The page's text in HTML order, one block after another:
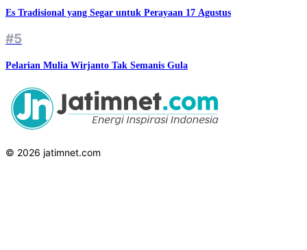
Es Tradisional yang Segar untuk Perayaan 17 Agustus
#5
Pelarian Mulia Wirjanto Tak Semanis Gula
© 2026 jatimnet.com